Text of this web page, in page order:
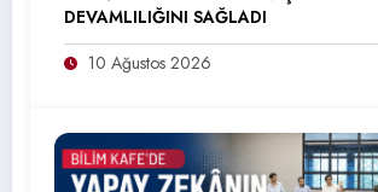
DEVAMLILIĞINI SAĞLADI
10 Ağustos 2026